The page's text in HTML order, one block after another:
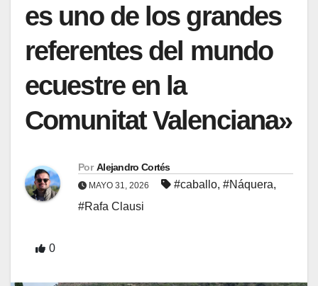
es uno de los grandes
referentes del mundo
ecuestre en la
Comunitat Valenciana»
Por Alejandro Cortés
MAYO 31, 2026 #caballo, #Náquera,
#Rafa Clausi
0